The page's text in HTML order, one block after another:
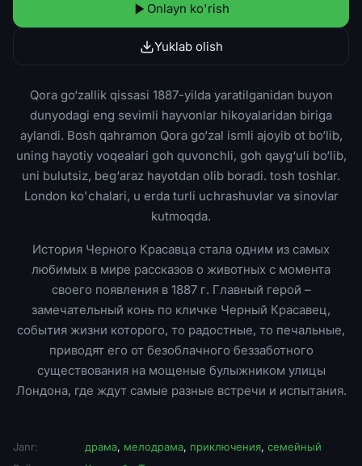
Onlayn ko'rish
Yuklab olish
Qora go‘zallik qissasi 1887-yilda yaratilganidan buyon
dunyodagi eng sevimli hayvonlar hikoyalaridan biriga
aylandi. Bosh qahramon Qora go‘zal ismli ajoyib ot bo‘lib,
uning hayotiy voqealari goh quvonchli, goh qayg‘uli bo‘lib,
uni bulutsiz, beg‘araz hayotdan olib boradi. tosh toshlar.
London ko'chalari, u erda turli uchrashuvlar va sinovlar
kutmoqda.
История Черного Красавца стала одним из самых
любимых в мире рассказов о животных с момента
своего появления в 1887 г. Главный герой –
замечательный конь по кличке Черный Красавец,
события жизни которого, то радостные, то печальные,
приводят его от безоблачного беззаботного
существования на мощеные булыжником улицы
Лондона, где ждут самые разные встречи и испытания.
Janr: драма, мелодрама, приключения, семейный